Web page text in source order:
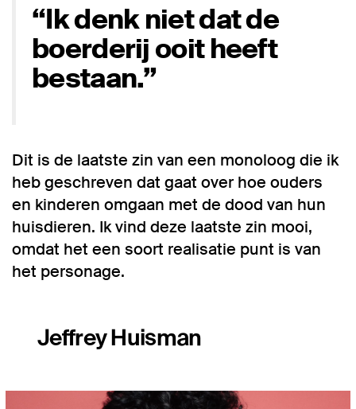
“Ik denk niet dat de
boerderij ooit heeft
bestaan.”
Dit is de laatste zin van een monoloog die ik
heb geschreven dat gaat over hoe ouders
en kinderen omgaan met de dood van hun
huisdieren. Ik vind deze laatste zin mooi,
omdat het een soort realisatie punt is van
het personage.
Jeffrey Huisman